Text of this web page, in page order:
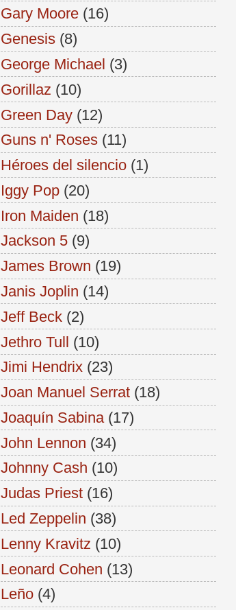
Gary Moore (16)
Genesis (8)
George Michael (3)
Gorillaz (10)
Green Day (12)
Guns n' Roses (11)
Héroes del silencio (1)
Iggy Pop (20)
Iron Maiden (18)
Jackson 5 (9)
James Brown (19)
Janis Joplin (14)
Jeff Beck (2)
Jethro Tull (10)
Jimi Hendrix (23)
Joan Manuel Serrat (18)
Joaquín Sabina (17)
John Lennon (34)
Johnny Cash (10)
Judas Priest (16)
Led Zeppelin (38)
Lenny Kravitz (10)
Leonard Cohen (13)
Leño (4)